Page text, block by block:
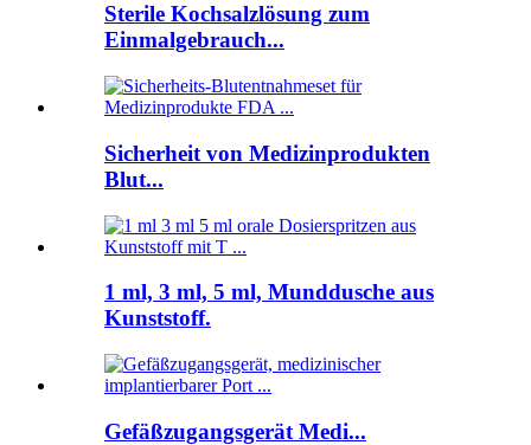
Sterile Kochsalzlösung zum
Einmalgebrauch...
Sicherheit von Medizinprodukten
Blut...
1 ml, 3 ml, 5 ml, Munddusche aus
Kunststoff.
Gefäßzugangsgerät Medi...